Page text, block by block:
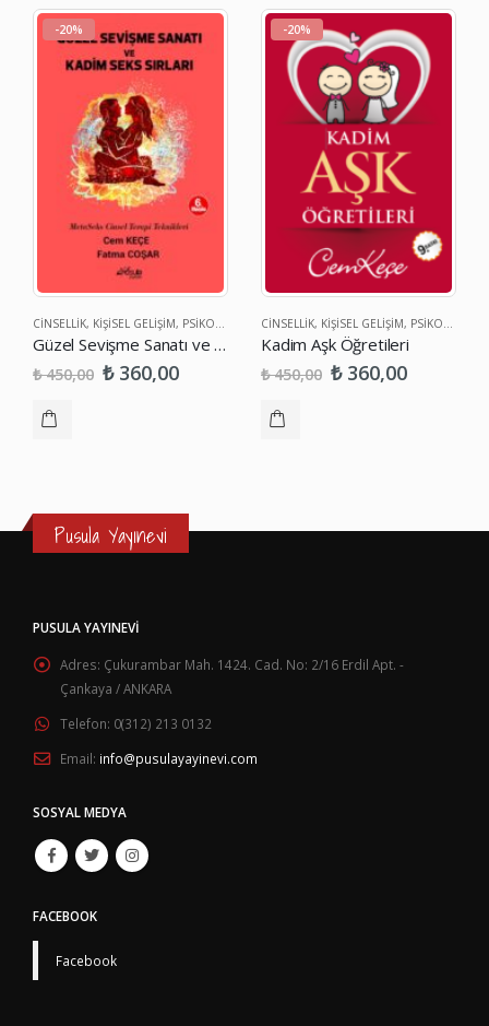
-20%
CINSELLIK, KIŞISEL GELIŞIM, PSIKOLOJI
Güzel Sevişme Sanatı ve Kadim Seks Sırları
₺450,00 ₺360,00
-20%
CINSELLIK, KIŞISEL GELIŞIM, PSIKOLOJI
Kadim Aşk Öğretileri
₺450,00 ₺360,00
Pusula Yayınevi
PUSULA YAYINEVI
Adres: Çukurambar Mah. 1424. Cad. No: 2/16 Erdil Apt. -
Çankaya / ANKARA
Telefon: 0(312) 213 0132
Email: info@pusulayayinevi.com
SOSYAL MEDYA
FACEBOOK
Facebook